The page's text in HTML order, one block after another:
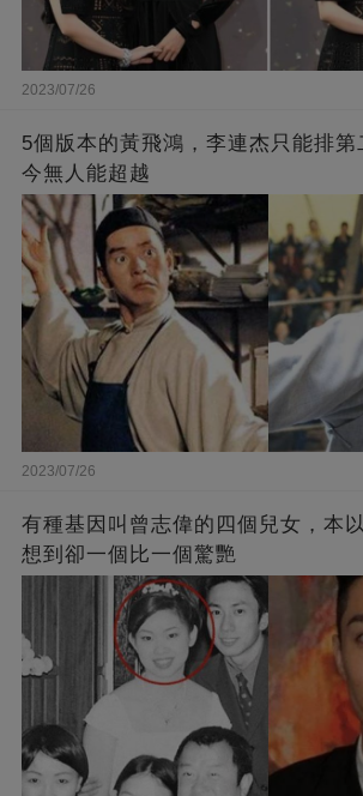
2023/07/26
5個版本的黃飛鴻，李連杰只能排第
今無人能超越
2023/07/26
有種基因叫曾志偉的四個兒女，本
想到卻一個比一個驚艷